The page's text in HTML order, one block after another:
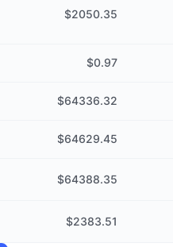
$2050.35
$0.97
$64336.32
$64629.45
$64388.35
$2383.51